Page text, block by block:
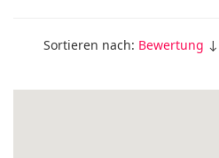
Sortieren nach: Bewertung